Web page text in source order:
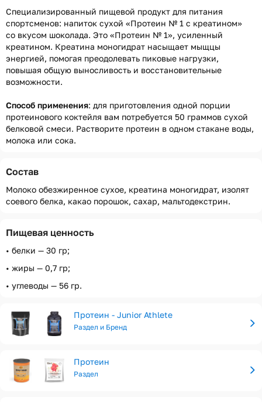
Специализированный пищевой продукт для питания
спортсменов: напиток сухой «Протеин № 1 c креатином»
со вкусом шоколада. Это «Протеин № 1», усиленный
креатином. Креатина моногидрат насыщает мыщцы
энергией, помогая преодолевать пиковые нагрузки,
повышая общую выносливость и восстановительные
возможности.
Способ применения: для приготовления одной порции
протеинового коктейля вам потребуется 50 граммов сухой
белковой смеси. Растворите протеин в одном стакане воды,
молока или сока.
Состав
Молоко обезжиренное сухое, креатина моногидрат, изолят
соевого белка, какао порошок, сахар, мальтодекстрин.
Пищевая ценность
• белки — 30 гр;
• жиры — 0,7 гр;
• углеводы — 56 гр.
Протеин - Junior Athlete
Раздел и Бренд
Протеин
Раздел